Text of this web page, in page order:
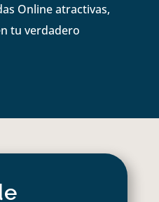
Online atractivas,
tu verdadero